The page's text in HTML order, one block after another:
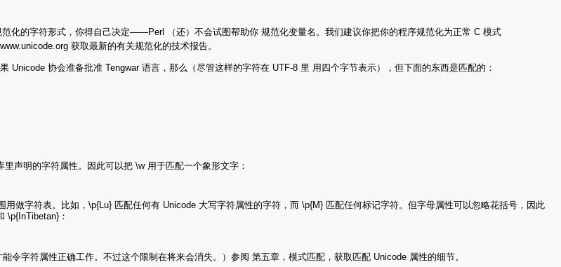
化的字符形式，你得自己决定——Perl （还）不会试图帮助你 规范化变量名。我们建议你把你的程序规范化为正常 C 模式
获取最新的有关规范化的技术报告。
协会准备批准 Tengwar 语言，那么（尽管这样的字符在 UTF-8 里 用四个字节表示），但下面的东西是匹配的：
声明的字符属性。因此可以把 \w 用于匹配一个象形文字：
做字符表。比如，\p{Lu} 匹配任何有 Unicode 大写字符属性的字符，而 \p{M} 匹配任何标记字符。但字母属性可以忽略花括号，因此
\p{InTibetan}：
字符属性正确工作。不过这个限制在将来会消失。）参阅 第五章，模式匹配，获取匹配 Unicode 属性的细节。